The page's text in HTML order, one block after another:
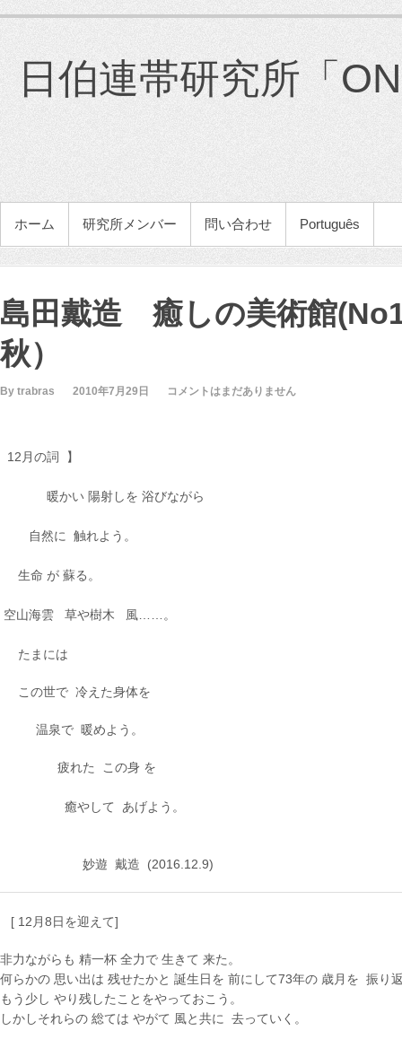
プ
日伯連帯研究所「
メインメニュー
ホーム 研究所メンバー 問い合わせ Português
島田戴造 癒しの美術館
秋）
By trabras 2010年7月29日 コメントはまだありません
12月の詞 】
暖かい 陽射しを 浴びながら
自然に 触れよう。
生命 が 蘇る。
空山海雲 草や樹木 風……。
たまには
この世で 冷えた身体を
温泉で 暖めよう。
疲れた この身 を
癒やして あげよう。
妙遊 戴造 (2016.12.9)
[ 12月8日を迎えて]
非力ながらも 精一杯 全力で 生きて 来た。
何らかの 思い出は 残せたかと 誕生日を 前にして73年の 歳月を 振り
もう少し やり残したことをやっておこう。
しかしそれらの 総ては やがて 風と共に 去っていく。